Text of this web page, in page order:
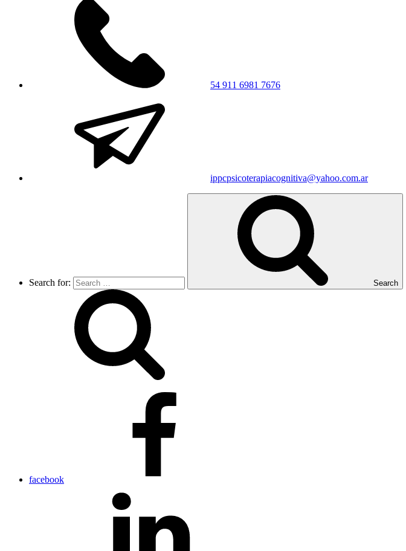
54 911 6981 7676
ippcpsicoterapiacognitiva@yahoo.com.ar
Search for: Search
facebook